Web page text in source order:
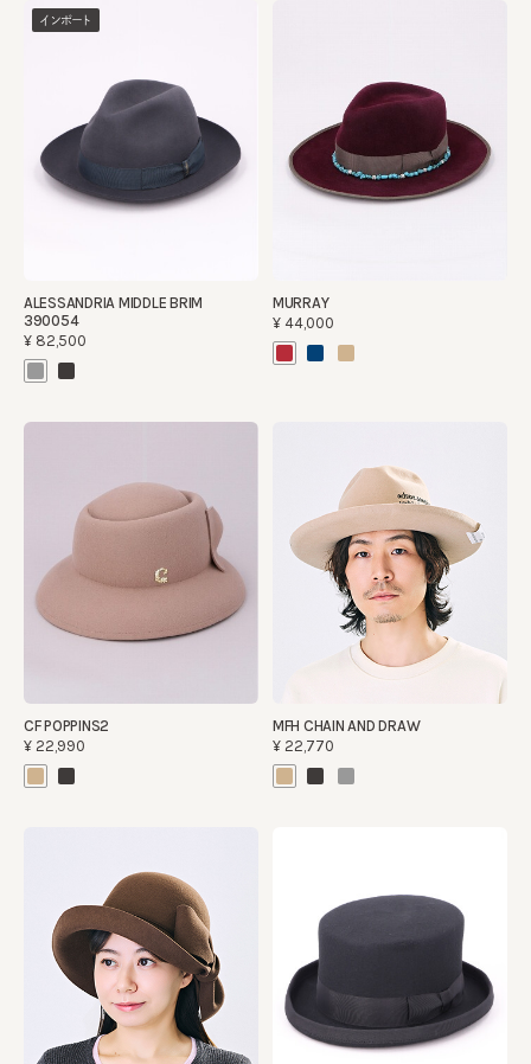
インポート
ALESSANDRIA MIDDLE BRIM
390054
¥82,500
MURRAY
¥44,000
CF POPPINS2
¥22,990
MFH CHAIN AND DRAW
¥22,770